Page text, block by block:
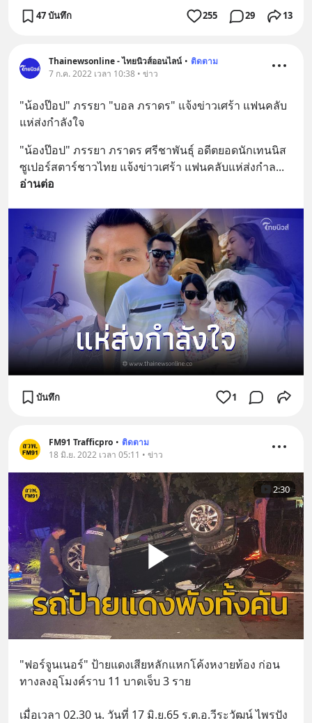
47 บันทึก 255 29 13
Thainewsonline - ไทยนิวส์ออนไลน์ • ติดตาม
7 ก.ค. 2022 เวลา 10:38 • ข่าว
"น้องป๊อป" ภรรยา "บอล ภราดร" แจ้งข่าวเศร้า แฟนคลับ
แห่ส่งกำลังใจ
"น้องป๊อป" ภรรยา ภราดร ศรีชาพันธุ์ อดีตยอดนักเทนนิส
ซูเปอร์สตาร์ชาวไทย แจ้งข่าวเศร้า แฟนคลับแห่ส่งกำล
อ่านต่อ
บันทึก 1
FM91 Trafficpro • ติดตาม
18 มิ.ย. 2022 เวลา 05:11 • ข่าว
2:30
"ฟอร์จูนเนอร์" ป้ายแดงเสียหลักแหกโค้งหงายท้อง ก่อน
ทางลงอุโมงค์ราบ 11 บาดเจ็บ 3 ราย
เมื่อเวลา 02.30 น. วันที่ 17 มิ.ย.65 ร.ต.อ.วีระวัฒน์ ไพรปัง